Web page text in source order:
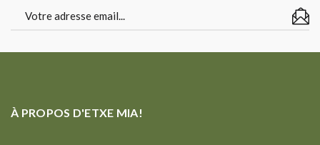
À PROPOS D'ETXE MIA!